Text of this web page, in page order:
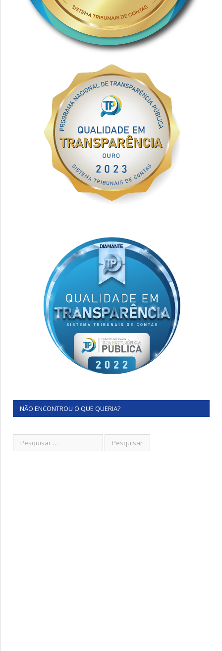
NÃO ENCONTROU O QUE QUERIA?